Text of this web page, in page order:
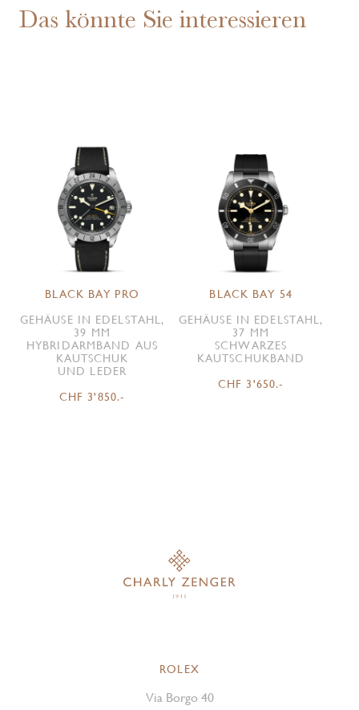
Das könnte Sie interessieren
BLACK BAY PRO
GEHÄUSE IN EDELSTAHL,
39 MM
HYBRID­ARMBAND AUS
KAUTSCHUK
UND LEDER
CHF 3'850.-
BLACK BAY 54
GEHÄUSE IN EDELSTAHL,
37 MM
SCHWARZES
KAUTSCHUKBAND
CHF 3'650.-
ROLEX
Via Borgo 40